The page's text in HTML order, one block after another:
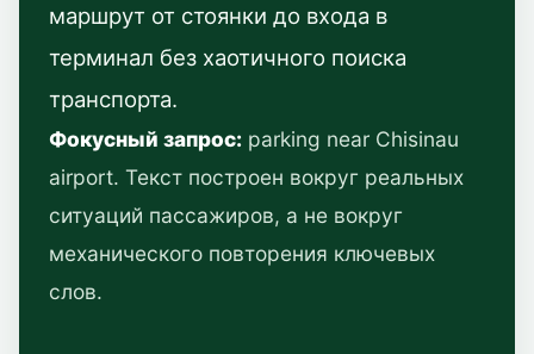
маршрут от стоянки до входа в
терминал без хаотичного поиска
транспорта.
Фокусный запрос: parking near Chisinau
airport. Текст построен вокруг реальных
ситуаций пассажиров, а не вокруг
механического повторения ключевых
слов.